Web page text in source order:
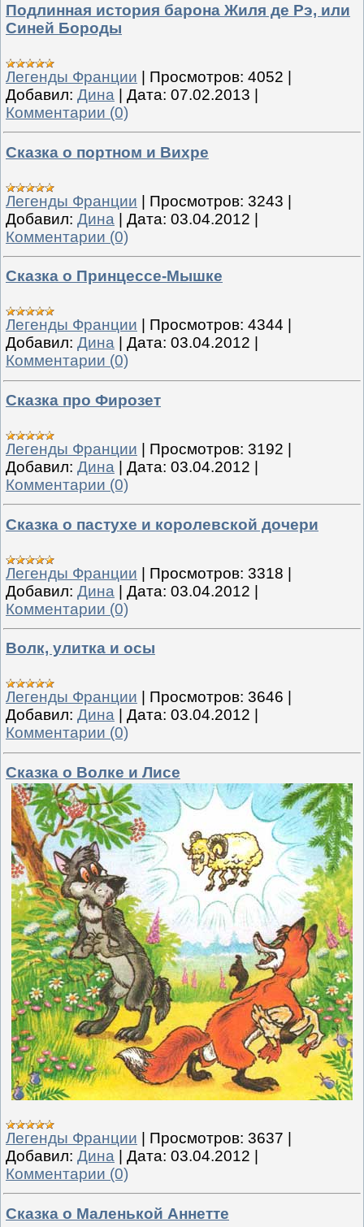
Подлинная история барона Жиля де Рэ, или
Синей Бороды
Легенды Франции Просмотров: 4052
Добавил: Дина Дата: 07.02.2013
Комментарии (0)
Сказка о портном и Вихре
Легенды Франции | Просмотров: 3243 |
Добавил: Дина | Дата: 03.04.2012 |
Комментарии (0)
Сказка о Принцессе-Мышке
Легенды Франции Просмотров: 4344
Добавил: Дина Дата: 03.04.2012
Комментарии (0)
Сказка про Фирозет
Легенды Франции Просмотров: 3192
Добавил: Дина Дата: 03.04.2012
Комментарии (0)
Сказка о пастухе и королевской дочери
Легенды Франции | Просмотров: 3318 |
Добавил: Дина | Дата: 03.04.2012 |
Комментарии (0)
Волк, улитка и осы
Легенды Франции Просмотров: 3646
Добавил: Дина Дата: 03.04.2012
Комментарии (0)
Сказка о Волке и Лисе
Легенды Франции Просмотров: 3637
Добавил: Дина Дата: 03.04.2012
Комментарии (0)
Сказка о Маленькой Аннетте